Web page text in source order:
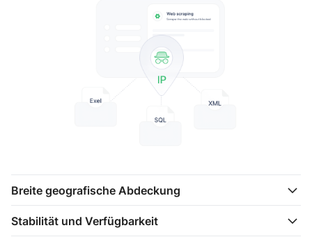
Breite geografische Abdeckung
Stabilität und Verfügbarkeit